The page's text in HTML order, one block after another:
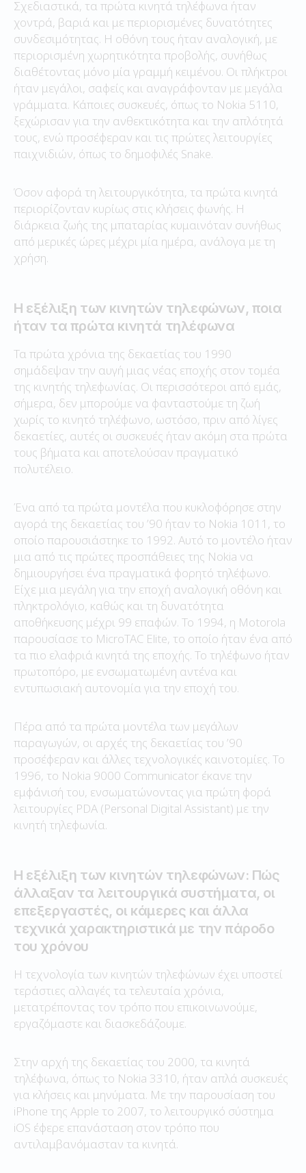
Σχεδιαστικά, τα πρώτα κινητά τηλέφωνα ήταν
χοντρά, βαριά και με περιορισμένες δυνατότητες
συνδεσιμότητας. Η οθόνη τους ήταν αναλογική, με
περιορισμένη χωρητικότητα προβολής, συνήθως
διαθέτοντας μόνο μία γραμμή κειμένου. Οι πλήκτροι
ήταν μεγάλοι, σαφείς και αναγράφονταν με μεγάλα
γράμματα. Κάποιες συσκευές, όπως το Nokia 5110,
ξεχώρισαν για την ανθεκτικότητα και την απλότητά
τους, ενώ προσέφεραν και τις πρώτες λειτουργίες
παιχνιδιών, όπως το δημοφιλές Snake.
Όσον αφορά τη λειτουργικότητα, τα πρώτα κινητά
περιορίζονταν κυρίως στις κλήσεις φωνής. Η
διάρκεια ζωής της μπαταρίας κυμαινόταν συνήθως
από μερικές ώρες μέχρι μία ημέρα, ανάλογα με τη
χρήση.
Η εξέλιξη των κινητών τηλεφώνων, ποια
ήταν τα πρώτα κινητά τηλέφωνα
Τα πρώτα χρόνια της δεκαετίας του 1990
σημάδεψαν την αυγή μιας νέας εποχής στον τομέα
της κινητής τηλεφωνίας. Οι περισσότεροι από εμάς,
σήμερα, δεν μπορούμε να φανταστούμε τη ζωή
χωρίς το κινητό τηλέφωνο, ωστόσο, πριν από λίγες
δεκαετίες, αυτές οι συσκευές ήταν ακόμη στα πρώτα
τους βήματα και αποτελούσαν πραγματικό
πολυτέλειο.
Ένα από τα πρώτα μοντέλα που κυκλοφόρησε στην
αγορά της δεκαετίας του ’90 ήταν το Nokia 1011, το
οποίο παρουσιάστηκε το 1992. Αυτό το μοντέλο ήταν
μια από τις πρώτες προσπάθειες της Nokia να
δημιουργήσει ένα πραγματικά φορητό τηλέφωνο.
Είχε μια μεγάλη για την εποχή αναλογική οθόνη και
πληκτρολόγιο, καθώς και τη δυνατότητα
αποθήκευσης μέχρι 99 επαφών. Το 1994, η Motorola
παρουσίασε το MicroTAC Elite, το οποίο ήταν ένα από
τα πιο ελαφριά κινητά της εποχής. Το τηλέφωνο ήταν
πρωτοπόρο, με ενσωματωμένη αντένα και
εντυπωσιακή αυτονομία για την εποχή του.
Πέρα από τα πρώτα μοντέλα των μεγάλων
παραγωγών, οι αρχές της δεκαετίας του ’90
προσέφεραν και άλλες τεχνολογικές καινοτομίες. Το
1996, το Nokia 9000 Communicator έκανε την
εμφάνισή του, ενσωματώνοντας για πρώτη φορά
λειτουργίες PDA (Personal Digital Assistant) με την
κινητή τηλεφωνία.
Η εξέλιξη των κινητών τηλεφώνων: Πώς
άλλαξαν τα λειτουργικά συστήματα, οι
επεξεργαστές, οι κάμερες και άλλα
τεχνικά χαρακτηριστικά με την πάροδο
του χρόνου
Η τεχνολογία των κινητών τηλεφώνων έχει υποστεί
τεράστιες αλλαγές τα τελευταία χρόνια,
μετατρέποντας τον τρόπο που επικοινωνούμε,
εργαζόμαστε και διασκεδάζουμε.
Στην αρχή της δεκαετίας του 2000, τα κινητά
τηλέφωνα, όπως το Nokia 3310, ήταν απλά συσκευές
για κλήσεις και μηνύματα. Με την παρουσίαση του
iPhone της Apple το 2007, το λειτουργικό σύστημα
iOS έφερε επανάσταση στον τρόπο που
αντιλαμβανόμασταν τα κινητά.